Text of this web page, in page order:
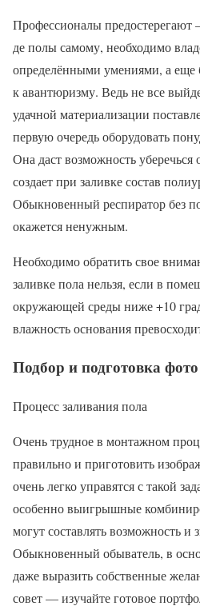
Профессионалы
де полы самому, необходимо
определёнными умениями, а
к авантюризму. Ведь не все
удачной материализации
первую очередь оборудовать
Она даст возможность уберечься
создает при заливке состав
Обыкновенный респиратор без
окажется ненужным.
Необходимо обратить свое
заливке пола нельзя, если в
окружающей среды ниже +10
влажность основания
Подбор и подготовка
Процесс заливания пола
Очень трудное в монтажном
правильно и приготовить
очень легко управятся с такой
особенно выигрышные
могут составлять возможность и
Обыкновенный обыватель, в
даже выразить собственные
совет — изучайте готовое